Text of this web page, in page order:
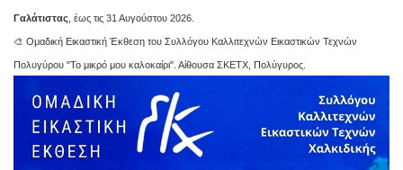
Γαλάτιστας , έως τις 31 Αυγούστου 2026.
🎨 Ομαδική Εικαστική Έκθεση του Συλλόγου Καλλιτεχνών Εικαστικών Τεχνών
Πολυγύρου "Το μικρό μου καλοκαίρι". Αίθουσα ΣΚΕΤΧ, Πολύγυρος.